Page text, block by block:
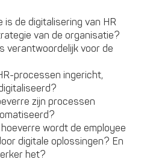
de digitalisering van HR
van de organisatie?
verantwoordelijk voor de
processen ingericht,
zijn processen
wordt de employee
digitale oplossingen? En
het?